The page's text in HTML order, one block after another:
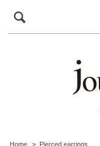
Home > Pierced earrings